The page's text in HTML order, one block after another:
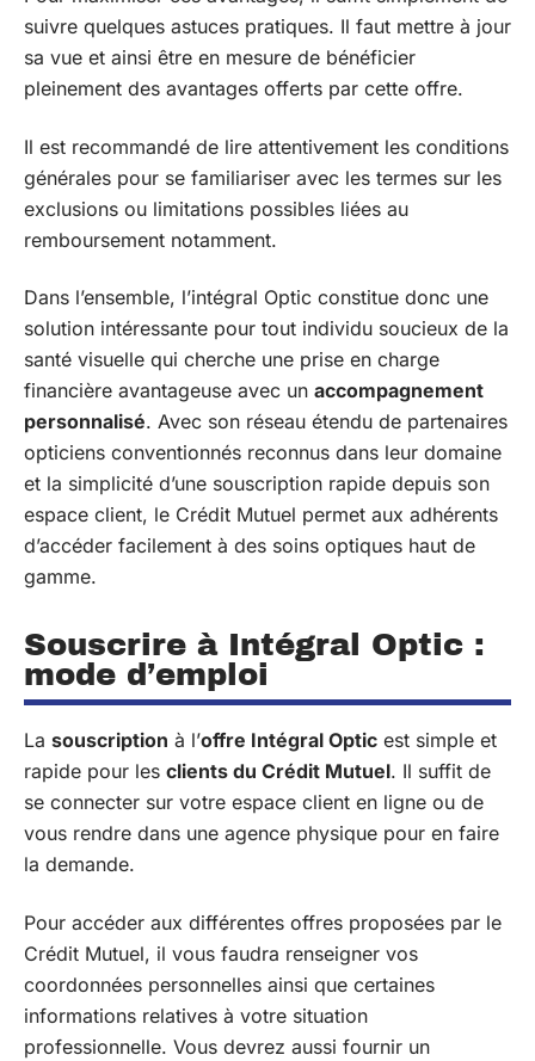
suivre quelques astuces pratiques. Il faut mettre à jour
sa vue et ainsi être en mesure de bénéficier
pleinement des avantages offerts par cette offre.
Il est recommandé de lire attentivement les conditions
générales pour se familiariser avec les termes sur les
exclusions ou limitations possibles liées au
remboursement notamment.
Dans l’ensemble, l’intégral Optic constitue donc une
solution intéressante pour tout individu soucieux de la
santé visuelle qui cherche une prise en charge
financière avantageuse avec un accompagnement
personnalisé. Avec son réseau étendu de partenaires
opticiens conventionnés reconnus dans leur domaine
et la simplicité d’une souscription rapide depuis son
espace client, le Crédit Mutuel permet aux adhérents
d’accéder facilement à des soins optiques haut de
gamme.
Souscrire à Intégral Optic :
mode d’emploi
La souscription à l’offre Intégral Optic est simple et
rapide pour les clients du Crédit Mutuel. Il suffit de
se connecter sur votre espace client en ligne ou de
vous rendre dans une agence physique pour en faire
la demande.
Pour accéder aux différentes offres proposées par le
Crédit Mutuel, il vous faudra renseigner vos
coordonnées personnelles ainsi que certaines
informations relatives à votre situation
professionnelle. Vous devrez aussi fournir un